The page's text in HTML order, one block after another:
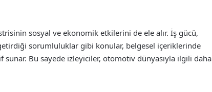
sosyal ve ekonomik etkilerini de ele alır. İş gücü,
sorumluluklar gibi konular, belgesel içeriklerinde
Bu sayede izleyiciler, otomotiv dünyasıyla ilgili daha